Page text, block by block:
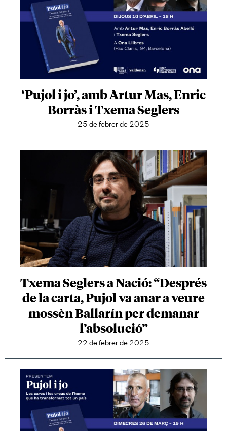
‘Pujol i jo’, amb Artur Mas, Enric
Borràs i Txema Seglers
25 de febrer de 2025
Txema Seglers a Nació: “Després
de la carta, Pujol va anar a veure
mossèn Ballarín per demanar
l’absolució”
22 de febrer de 2025